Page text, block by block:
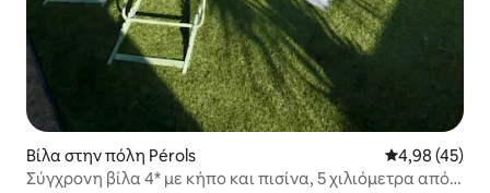
Βίλα στην πόλη Pérols Μέση
4,98 (45)
Σύγχρονη βίλα 4* με κήπο και πισίνα, 5 χιλιόμετρα από